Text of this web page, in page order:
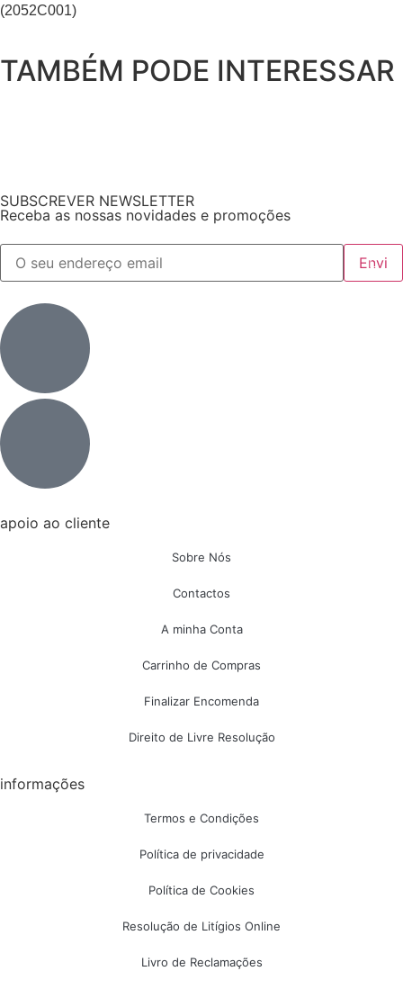
(2052C001)
TAMBÉM PODE INTERESSAR
SUBSCREVER NEWSLETTER
Receba as nossas novidades e promoções
apoio ao cliente
Sobre Nós
Contactos
A minha Conta
Carrinho de Compras
Finalizar Encomenda
Direito de Livre Resolução
informações
Termos e Condições
Política de privacidade
Política de Cookies
Resolução de Litígios Online
Livro de Reclamações